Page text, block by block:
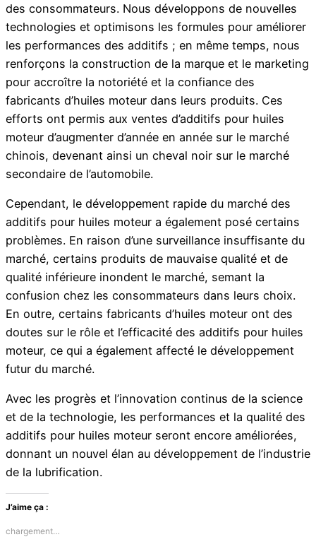
des consommateurs. Nous développons de nouvelles
technologies et optimisons les formules pour améliorer
les performances des additifs ; en même temps, nous
renforçons la construction de la marque et le marketing
pour accroître la notoriété et la confiance des
fabricants d’huiles moteur dans leurs produits. Ces
efforts ont permis aux ventes d’additifs pour huiles
moteur d’augmenter d’année en année sur le marché
chinois, devenant ainsi un cheval noir sur le marché
secondaire de l’automobile.
Cependant, le développement rapide du marché des
additifs pour huiles moteur a également posé certains
problèmes. En raison d’une surveillance insuffisante du
marché, certains produits de mauvaise qualité et de
qualité inférieure inondent le marché, semant la
confusion chez les consommateurs dans leurs choix.
En outre, certains fabricants d’huiles moteur ont des
doutes sur le rôle et l’efficacité des additifs pour huiles
moteur, ce qui a également affecté le développement
futur du marché.
Avec les progrès et l’innovation continus de la science
et de la technologie, les performances et la qualité des
additifs pour huiles moteur seront encore améliorées,
donnant un nouvel élan au développement de l’industrie
de la lubrification.
J’aime ça :
chargement…